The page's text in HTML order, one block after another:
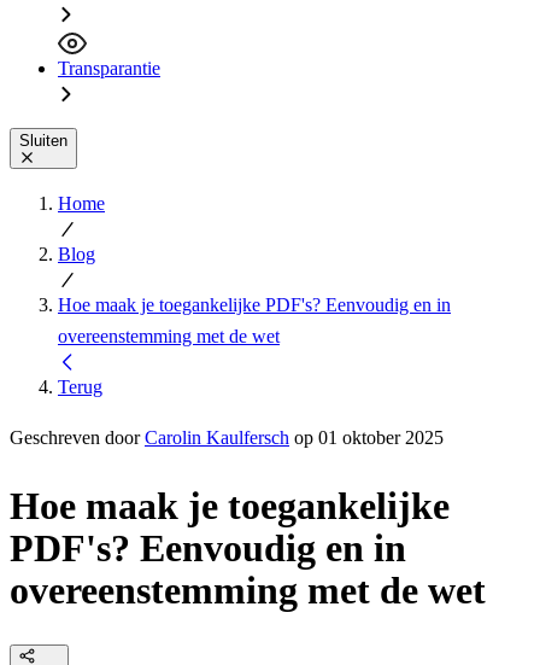
Transparantie
Sluiten
Home
Blog
Hoe maak je toegankelijke PDF's? Eenvoudig en in
overeenstemming met de wet
Terug
Geschreven doorCarolin Kaulfersch op 01 oktober 2025
Hoe maak je toegankelijke
PDF's? Eenvoudig en in
overeenstemming met de wet